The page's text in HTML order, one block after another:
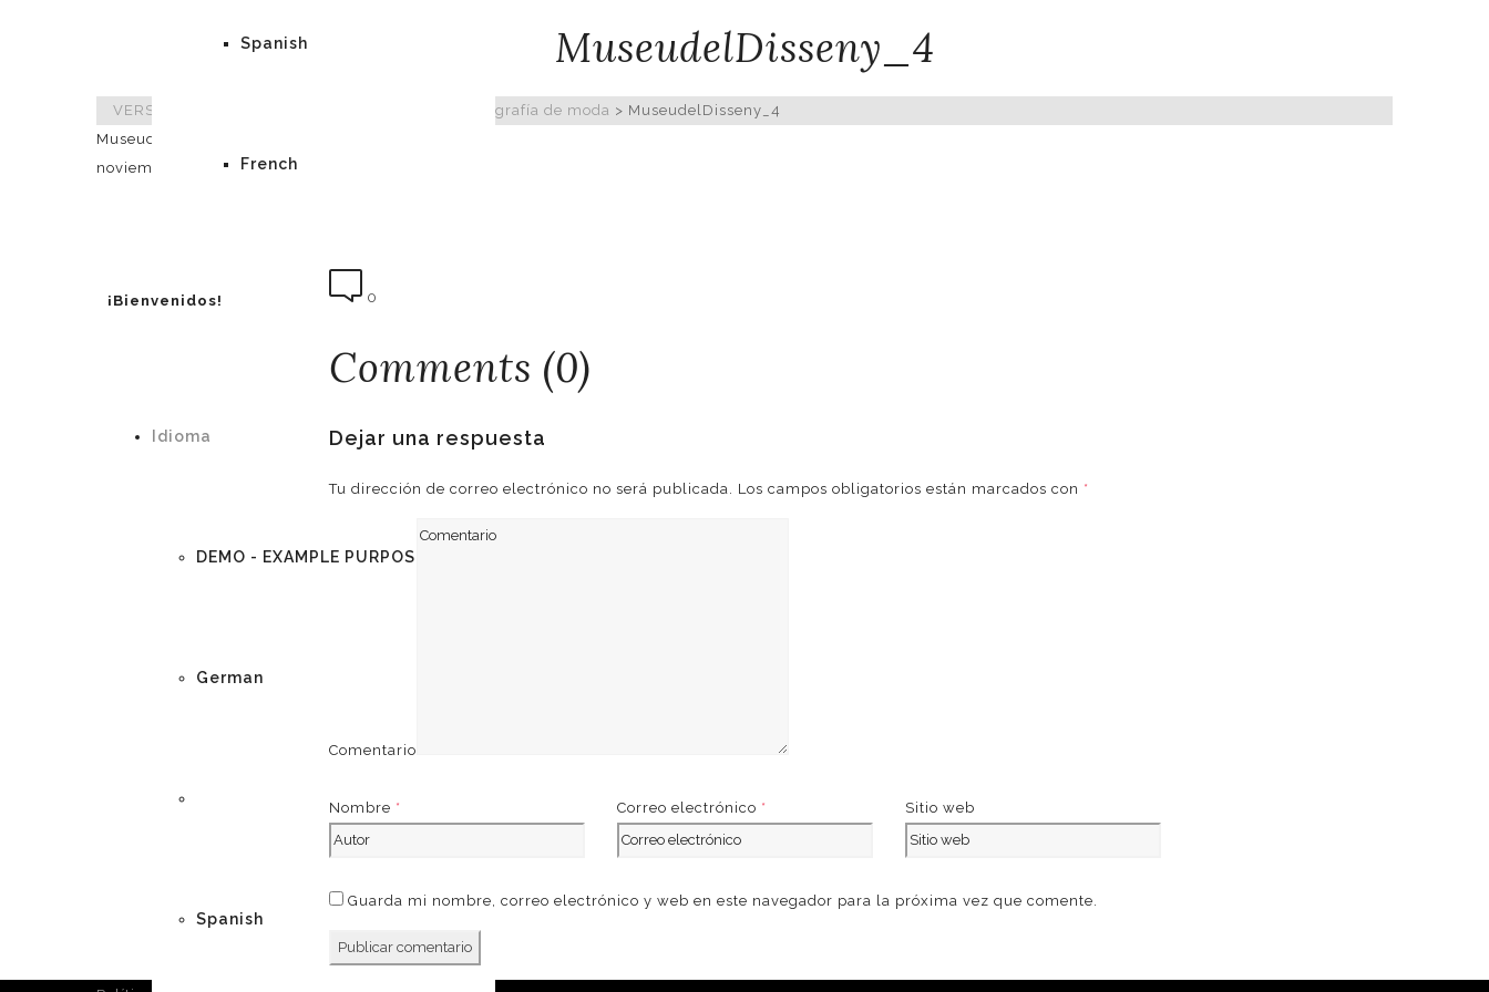
Spanish
French
¡Bienvenidos!
Idioma
DEMO - EXAMPLE PURPOSES
German
Spanish
MuseudelDisseny_4
VERSSION Distinción. Un siglo de fotografía de moda > MuseudelDisseny_4
MuseudelDisseny_4
noviembre 26, 2015 VERSSION
0
Comments (0)
Dejar una respuesta
Tu dirección de correo electrónico no será publicada. Los campos obligatorios están marcados con *
Comentario
Nombre * Correo electrónico * Sitio web
Guarda mi nombre, correo electrónico y web en este navegador para la próxima vez que comente.